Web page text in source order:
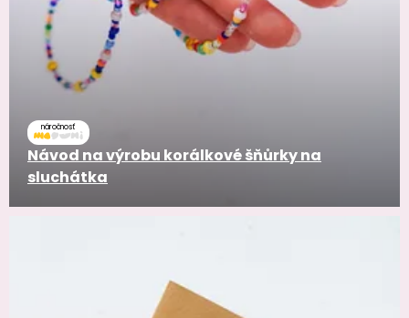
náročnosť
Návod na výrobu korálkové šňůrky na
sluchátka